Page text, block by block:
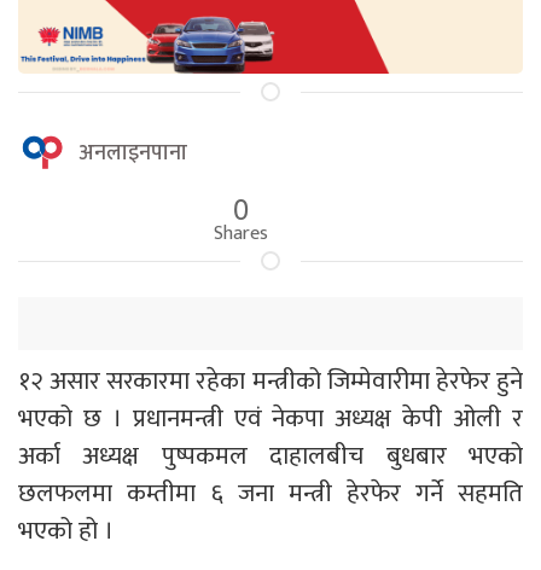
अनलाइनपाना
0
Shares
१२ असार सरकारमा रहेका मन्त्रीको जिम्मेवारीमा हेरफेर हुने
भएको छ । प्रधानमन्त्री एवं नेकपा अध्यक्ष केपी ओली र
अर्का अध्यक्ष पुष्पकमल दाहालबीच बुधबार भएको
छलफलमा कम्तीमा ६ जना मन्त्री हेरफेर गर्ने सहमति
भएको हो ।